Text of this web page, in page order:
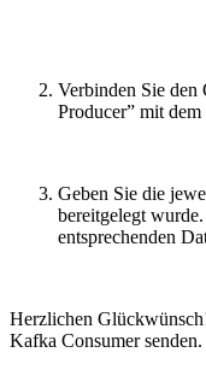
Verbinden Sie
Producer” mit
Geben Sie die
bereitgelegt
entsprechenden
Herzlichen
Kafka Consumer senden.